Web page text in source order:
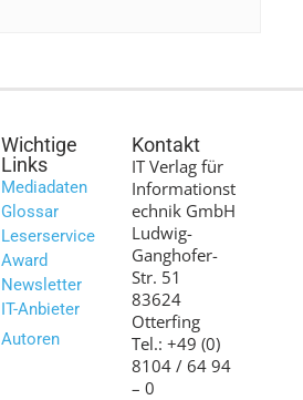
Wichtige
Links
Mediadaten
Glossar
Leserservice
Award
Newsletter
IT-Anbieter
Autoren
Kontakt
IT Verlag für
Informationst
echnik GmbH
Ludwig-
Ganghofer-
Str. 51
83624
Otterfing
Tel.: +49 (0)
8104 / 64 94
– 0